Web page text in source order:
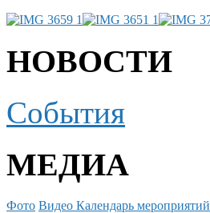
НОВОСТИ
События
МЕДИА
Фото Видео Календарь мероприятий